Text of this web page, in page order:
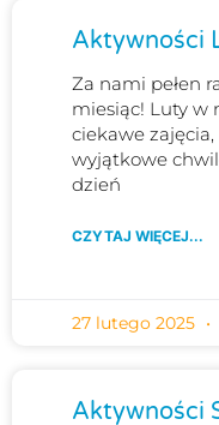
Aktywności
Za nami pełen
miesiąc! Luty w
ciekawe
wyjątkowe
dzień
CZYTAJ WIĘCEJ...
27 lutego 2025
Aktywności